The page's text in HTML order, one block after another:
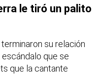
le tiró un palito
terminaron su relación
que se
que la cantante